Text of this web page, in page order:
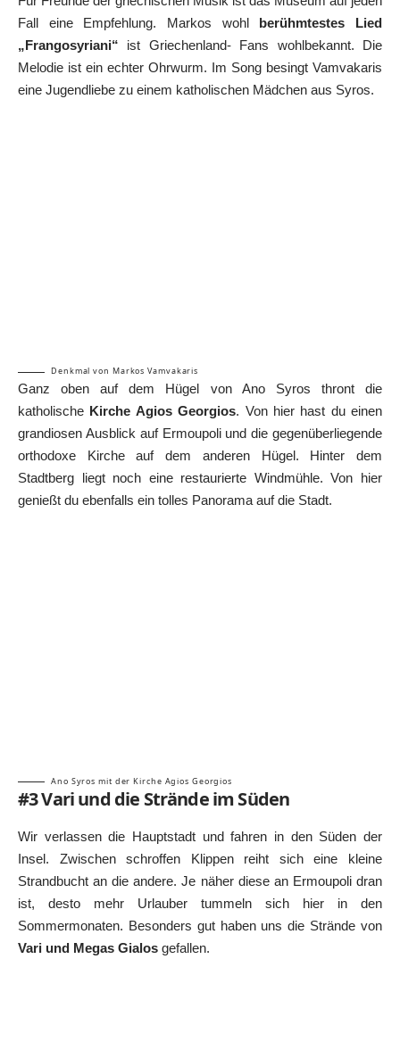
Fall eine Empfehlung. Markos wohl berühmtestes Lied
„Frangosyriani“ ist Griechenland- Fans wohlbekannt. Die
Melodie ist ein echter Ohrwurm. Im Song besingt Vamvakaris
eine Jugendliebe zu einem katholischen Mädchen aus Syros.
Denkmal von Markos Vamvakaris
Ganz oben auf dem Hügel von Ano Syros thront die
katholische Kirche Agios Georgios. Von hier hast du einen
grandiosen Ausblick auf Ermoupoli und die gegenüberliegende
orthodoxe Kirche auf dem anderen Hügel. Hinter dem
Stadtberg liegt noch eine restaurierte Windmühle. Von hier
genießt du ebenfalls ein tolles Panorama auf die Stadt.
Ano Syros mit der Kirche Agios Georgios
#3 Vari und die Strände im Süden
Wir verlassen die Hauptstadt und fahren in den Süden der
Insel. Zwischen schroffen Klippen reiht sich eine kleine
Strandbucht an die andere. Je näher diese an Ermoupoli dran
ist, desto mehr Urlauber tummeln sich hier in den
Sommermonaten. Besonders gut haben uns die Strände von
Vari und Megas Gialos gefallen.